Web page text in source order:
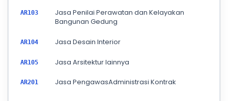
AR103
Jasa Penilai Perawatan dan Kelayakan
Bangunan Gedung
AR104 Jasa Desain Interior
AR105 Jasa Arsitektur lainnya
AR201 Jasa PengawasAdministrasi Kontrak